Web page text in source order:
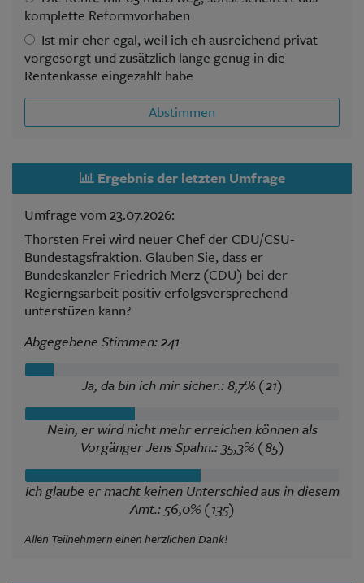
komplette Reformvorhaben
Ist mir eher egal, weil ich eh ausreichend privat
vorgesorgt und zusätzlich lange genug in die
Rentenkasse eingezahlt habe
Abstimmen
Ergebnis der letzten Umfrage
Umfrage vom 23.07.2026:
Thorsten Frei wird neuer Chef der CDU/CSU-
Bundestagsfraktion. Glauben Sie, dass er
Bundeskanzler Friedrich Merz (CDU) bei der
Regierngsarbeit positiv erfolgsversprechend
unterstüzen kann?
Abgegebene Stimmen: 241
Ja, da bin ich mir sicher.: 8,7% (21)
Nein, er wird nicht mehr erreichen können als
Vorgänger Jens Spahn.: 35,3% (85)
Ich glaube er macht keinen Unterschied aus in diesem
Amt.: 56,0% (135)
Allen Teilnehmern einen herzlichen Dank!